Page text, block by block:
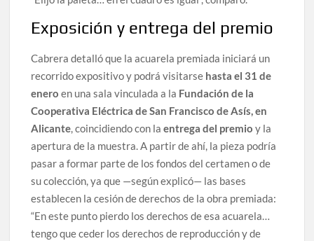
Exposición y entrega del premio
Cabrera detalló que la acuarela premiada iniciará un
recorrido expositivo y podrá visitarse hasta el 31 de
enero en una sala vinculada a la Fundación de la
Cooperativa Eléctrica de San Francisco de Asís, en
Alicante, coincidiendo con laentrega del premio y la
apertura de la muestra. A partir de ahí, la pieza podría
pasar a formar parte de los fondos del certamen o de
su colección, ya que —según explicó— las bases
establecen la cesión de derechos de la obra premiada:
“En este punto pierdo los derechos de esa acuarela…
tengo que ceder los derechos de reproducción y de